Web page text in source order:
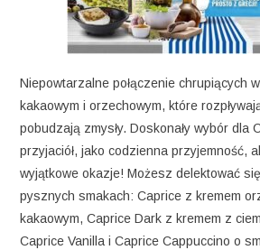
Niepowtarzalne połączenie chrupiących
kakaowym i orzechowym, które
pobudzają zmysły. Doskonały wybór dla
przyjaciół, jako codzienna przyjemność,
wyjątkowe okazje! Możesz delektować
pysznych smakach: Caprice z kremem
kakaowym, Caprice Dark z kremem z
Caprice Vanilla i Caprice Cappuccino o